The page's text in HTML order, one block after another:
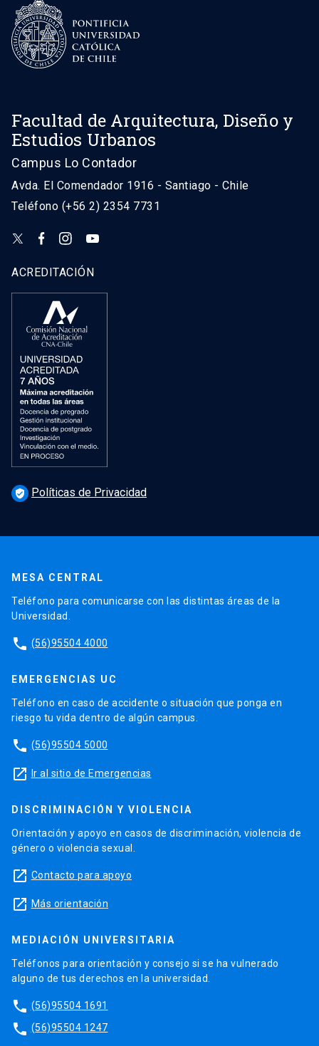
Facultad de Arquitectura, Diseño y
Estudios Urbanos
Campus Lo Contador
Avda. El Comendador 1916 - Santiago - Chile
Teléfono (+56 2) 2354 7731
ACREDITACIÓN
verified_user Políticas de Privacidad
MESA CENTRAL
Teléfono para comunicarse con las distintas áreas de la
Universidad.
phone (56)95504 4000
EMERGENCIAS UC
Teléfono en caso de accidente o situación que ponga en
riesgo tu vida dentro de algún campus.
phone (56)95504 5000
launch Ir al sitio de Emergencias
DISCRIMINACIÓN Y VIOLENCIA
Orientación y apoyo en casos de discriminación, violencia de
género o violencia sexual.
launch Contacto para apoyo
launch Más orientación
MEDIACIÓN UNIVERSITARIA
Teléfonos para orientación y consejo si se ha vulnerado
alguno de tus derechos en la universidad.
phone (56)95504 1691
phone (56)95504 1247